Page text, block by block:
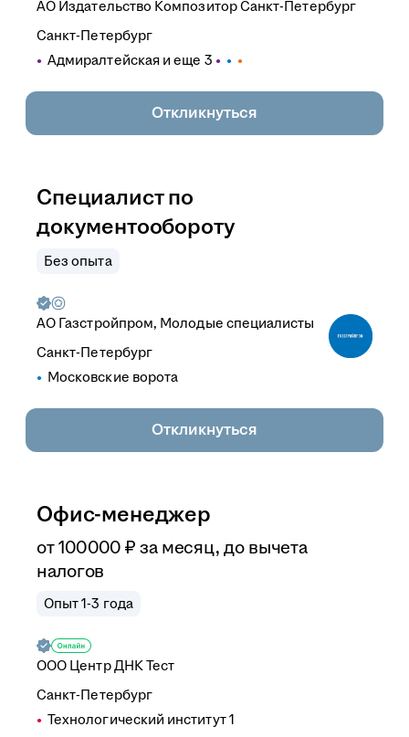
АО Издательство Композитор Санкт-Петербург
Санкт-Петербург
Адмиралтейская и еще 3
Откликнуться
Специалист по
документообороту
Без опыта
АО Газстройпром, Молодые специалисты
Санкт-Петербург
Московские ворота
Откликнуться
Офис-менеджер
от100 000 ₽ за месяц, до вычета
налогов
Опыт 1-3 года
ООО Центр ДНК Тест
Санкт-Петербург
Технологический институт 1